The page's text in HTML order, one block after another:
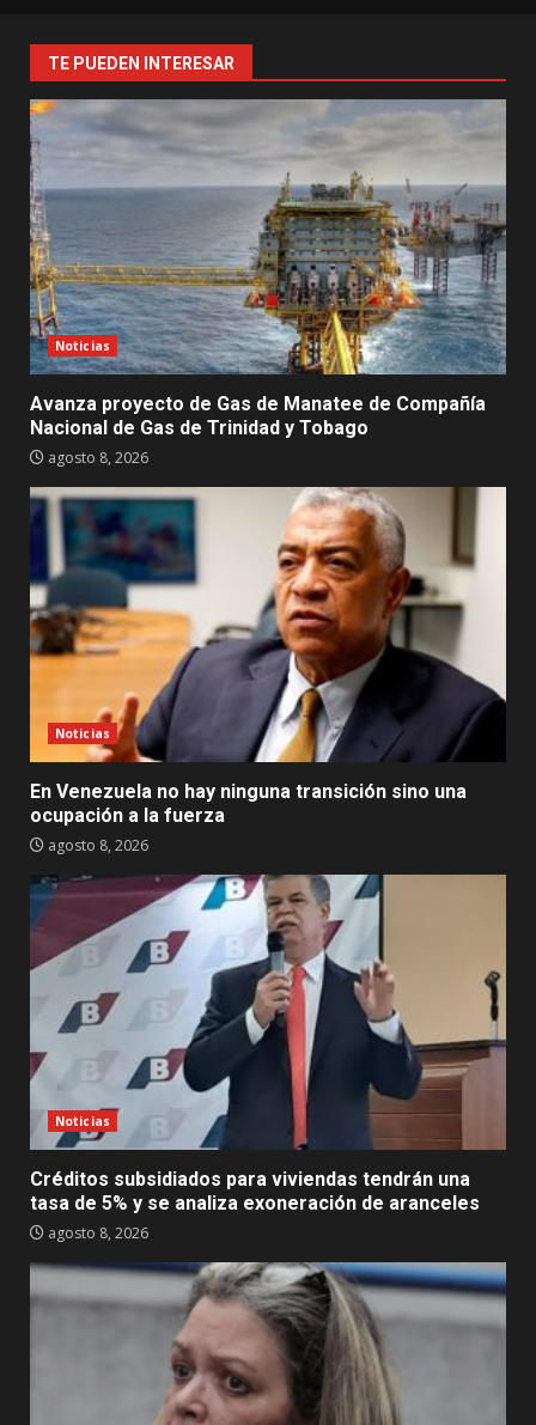
TE PUEDEN INTERESAR
Noticias
Avanza proyecto de Gas de Manatee de Compañía
Nacional de Gas de Trinidad y Tobago
agosto 8, 2026
Noticias
En Venezuela no hay ninguna transición sino una
ocupación a la fuerza
agosto 8, 2026
Noticias
Créditos subsidiados para viviendas tendrán una
tasa de 5% y se analiza exoneración de aranceles
agosto 8, 2026